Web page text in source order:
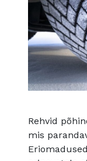
Rehvid
mis